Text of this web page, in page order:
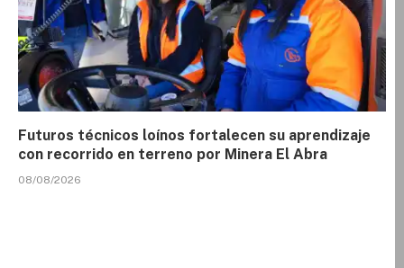
Futuros técnicos loínos fortalecen su aprendizaje
con recorrido en terreno por Minera El Abra
08/08/2026